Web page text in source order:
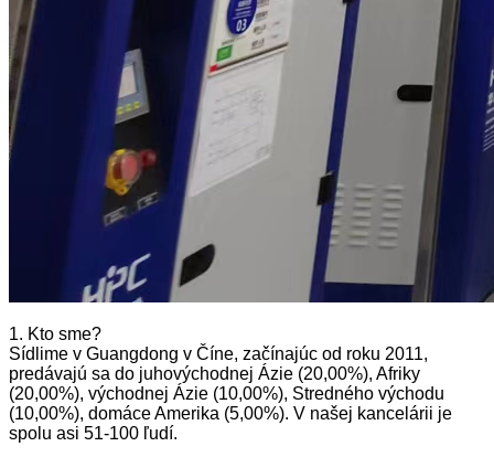
1. Kto sme?
Sídlime v Guangdong v Číne, začínajúc od roku 2011,
predávajú sa do juhovýchodnej Ázie (20,00%), Afriky
(20,00%), východnej Ázie (10,00%), Stredného východu
(10,00%), domáce Amerika (5,00%). V našej kancelárii je
spolu asi 51-100 ľudí.